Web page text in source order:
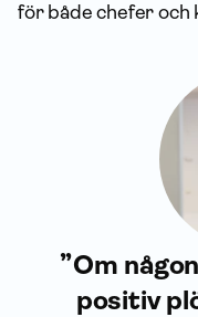
för både chefer och
Om
positiv